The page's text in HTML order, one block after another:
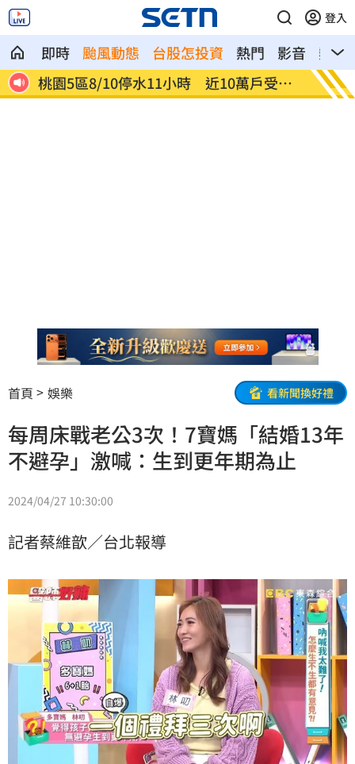
登入
即時 颱風動態 台股怎投資 熱門 影音
熱搜
桃園5區8/10停水11小時 近10萬戶受影
響
「白
首頁 娛樂 看新聞換好禮
每周床戰老公3次！7寶媽「結婚13年
不避孕」激喊：生到更年期為止
2024/04/27 10:30:00
記者蔡維歆／台北報導